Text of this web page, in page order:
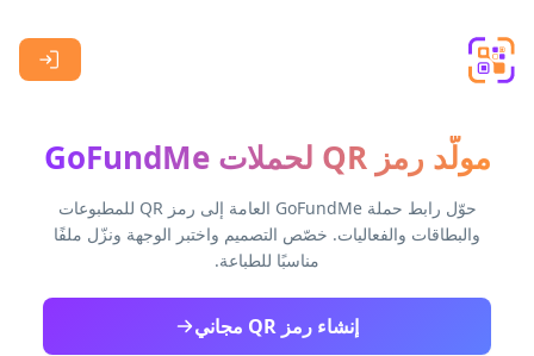
مولّد رمز QR لحملات GoFundMe
حوّل رابط حملة GoFundMe العامة إلى رمز QR للمطبوعات
والبطاقات والفعاليات. خصّص التصميم واختبر الوجهة ونزّل ملفًا
مناسبًا للطباعة.
إنشاء رمز QR مجاني